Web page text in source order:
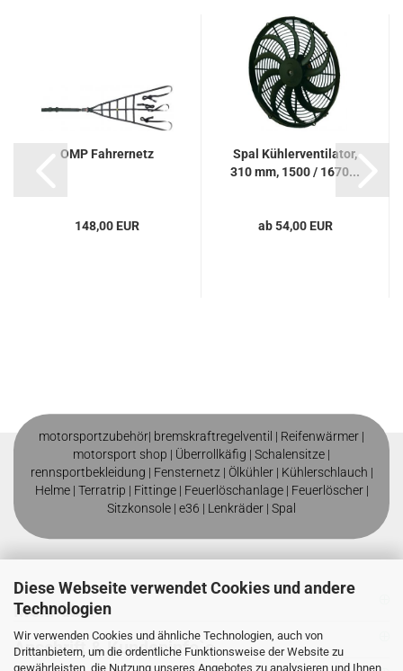
Diese Webseite verwendet Cookies und andere
Technologien
Wir verwenden Cookies und ähnliche Technologien, auch von
Drittanbietern, um die ordentliche Funktionsweise der Website zu
gewährleisten, die Nutzung unseres Angebotes zu analysieren und Ihnen
OMP Fahrernetz
148,00 EUR
Spal Kühlerventilator,
310 mm, 1500 / 1670...
ab 54,00 EUR
motorsportzubehör| bremskraftregelventil | Reifenwärmer |
motorsport shop | Überrollkäfig | Schalensitze |
rennsportbekleidung | Fensternetz | Ölkühler| Kühlerschlauch |
Helme | Terratrip | Fittinge| Feuerlöschanlage | Feuerlöscher |
Sitzkonsole | e36 | Lenkräder | Spal
Mehr über
Anschrift & Kundeninfo`s